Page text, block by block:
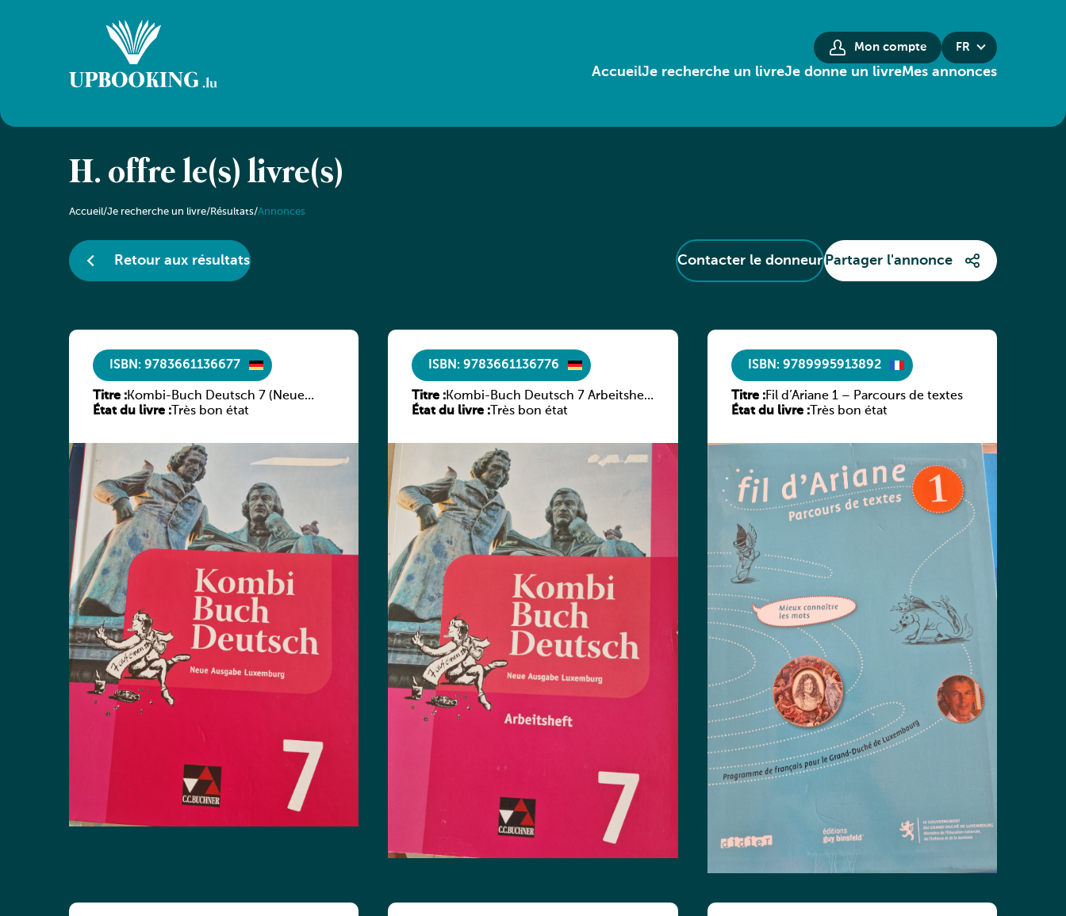
Mon compte FR
AccueilJe recherche un livreJe donne un livreMes annonces
H. offre le(s) livre(s)
Accueil/Je recherche un livre/Résultats/Annonces
Retour aux résultats Contacter le donneur Partager l'annonce
ISBN: 9783661136677
Titre :Kombi-Buch Deutsch 7 (Neue
Ausgabe Luxemburg)
État du livre : Très bon état
ISBN: 9783661136776
Titre :Kombi-Buch Deutsch 7 Arbeitsheft
(Neue Ausgabe Luxemburg)
État du livre : Très bon état
ISBN: 9789995913892
Titre :Fil d’Ariane 1 – Parcours de textes
État du livre :Très bon état